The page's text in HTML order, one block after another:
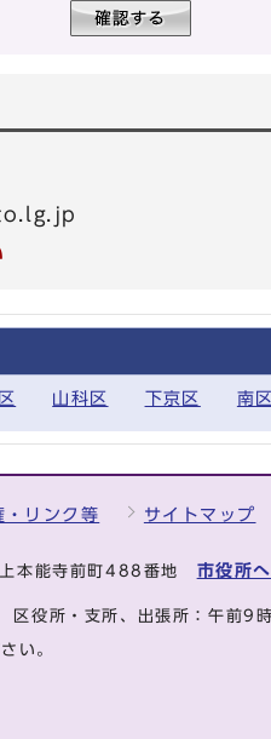
山科区 下京区 南区
・リンク等 サイトマップ
本能寺前町488番地 市役所
区役所・支所、出張所：午前9
い。